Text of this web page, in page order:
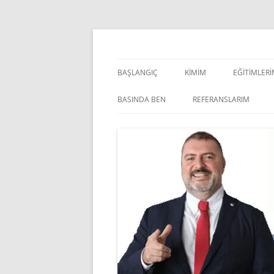
İçeriğe
BAŞLANGIÇ KIMIM
BASINDA BEN REFERANSLARIM